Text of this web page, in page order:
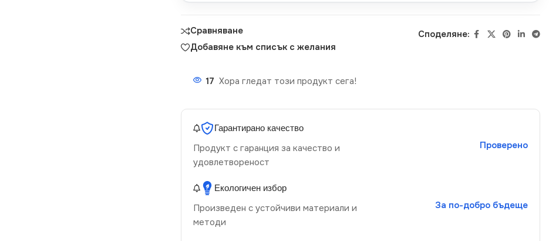
Сравняване
Добавяне към списък с желания
Споделяне:
17 Хора гледат този продукт сега!
Гарантирано качество
Продукт с гаранция за качество и
удовлетвореност
Проверено
Екологичен избор
Произведен с устойчиви материали и
методи
За по-добро бъдеще